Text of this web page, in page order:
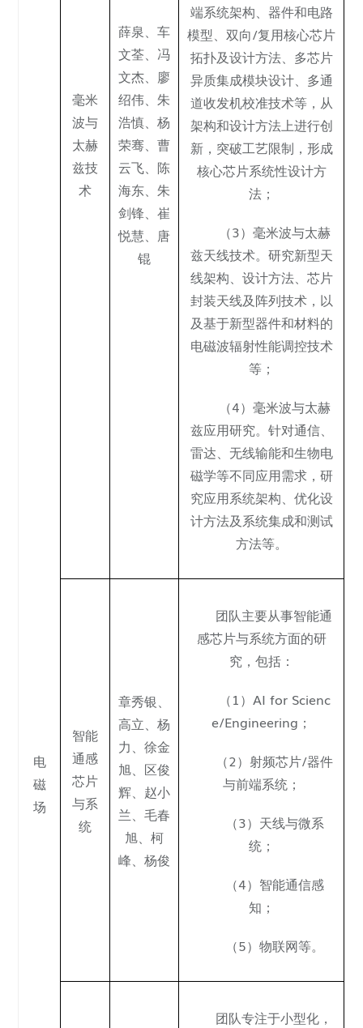
电
磁
场
毫米
波与
太赫
兹技
术
薛泉、车
文荃、 冯
文杰、 廖
绍伟、朱
浩慎、杨
荣骞、曹
云飞、 陈
海东、朱
剑锋、崔
悦慧、 唐
锟
端系统架构、器件和电路
模型、双向/复用核心芯片
拓扑及设计方法、多芯片
异质集成模块设计、多通
道收发机校准技术等，从
架构和设计方法上进行创
新，突破工艺限制，形成
核心芯片系统性设计方
法；
（3）毫米波与太赫
兹天线技术。研究新型天
线架构、设计方法、芯片
封装天线及阵列技术，以
及基于新型器件和材料的
电磁波辐射性能调控技术
等；
（4）毫米波与太赫
兹应用研究。针对通信、
雷达、无线输能和生物电
磁学等不同应用需求，研
究应用系统架构、优化设
计方法及系统集成和测试
方法等。
智能
通感
芯片
与系
统
章秀银、
高立、杨
力、徐金
旭、区俊
辉、 赵小
兰、毛春
旭、柯
峰、杨俊
团队主要从事智能通
感芯片与系统方面的研
究，包括：
（1）AI for Scienc
e/Engineering；
（2）射频芯片/器件
与前端系统；
（3）天线与微系
统；
（4）智能通信感
知；
（5）物联网等。
团队专注于小型化，